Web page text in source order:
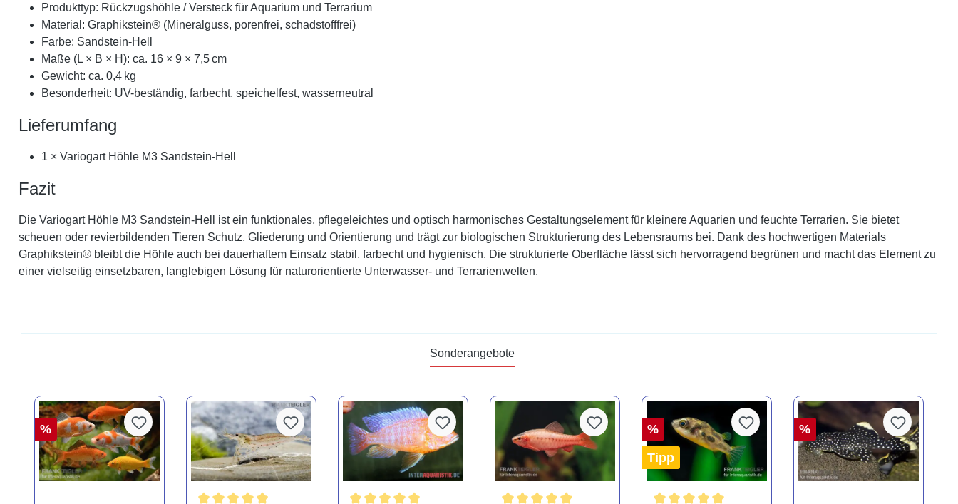
Produkttyp: Rückzugshöhle / Versteck für Aquarium und Terrarium
Material: Graphikstein® (Mineralguss, porenfrei, schadstofffrei)
Farbe: Sandstein-Hell
Maße (L × B × H): ca. 16 × 9 × 7,5 cm
Gewicht: ca. 0,4 kg
Besonderheit: UV-beständig, farbecht, speichelfest, wasserneutral
Lieferumfang
1 × Variogart Höhle M3 Sandstein-Hell
Fazit
Die Variogart Höhle M3 Sandstein-Hell ist ein funktionales, pflegeleichtes und optisch harmonisches Gestaltungselement für kleinere Aquarien und feuchte Terrarien. Sie bietet
scheuen oder revierbildenden Tieren Schutz, Gliederung und Orientierung und trägt zur biologischen Strukturierung des Lebensraums bei. Dank des hochwertigen Materials
Graphikstein® bleibt die Höhle auch bei dauerhaftem Einsatz stabil, farbecht und hygienisch. Die strukturierte Oberfläche lässt sich hervorragend begrünen und macht das Element zu
einer vielseitig einsetzbaren, langlebigen Lösung für naturorientierte Unterwasser- und Terrarienwelten.
Sonderangebote
%
%
Tipp
%